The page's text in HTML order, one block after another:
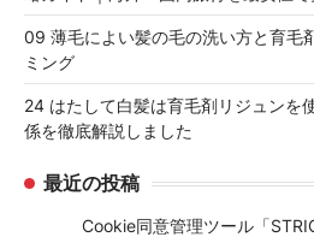
09 薄毛によい髪の毛の洗い方と育毛
ミング
24 はたして白髪は育毛剤リジュンを
係を徹底解説しました
最近の投稿
Cookie同意管理ツール「